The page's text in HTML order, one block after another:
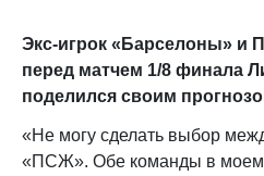
Экс-игрок «Барселоны» и
перед матчем 1/8 финала
поделился своим
«Не могу сделать выбор
«ПСЖ». Обе команды в моем